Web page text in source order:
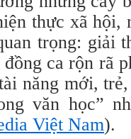
thực xã hội,
trọng: giải
ca rộn rã
năng mới,
văn học”
Việt Nam).